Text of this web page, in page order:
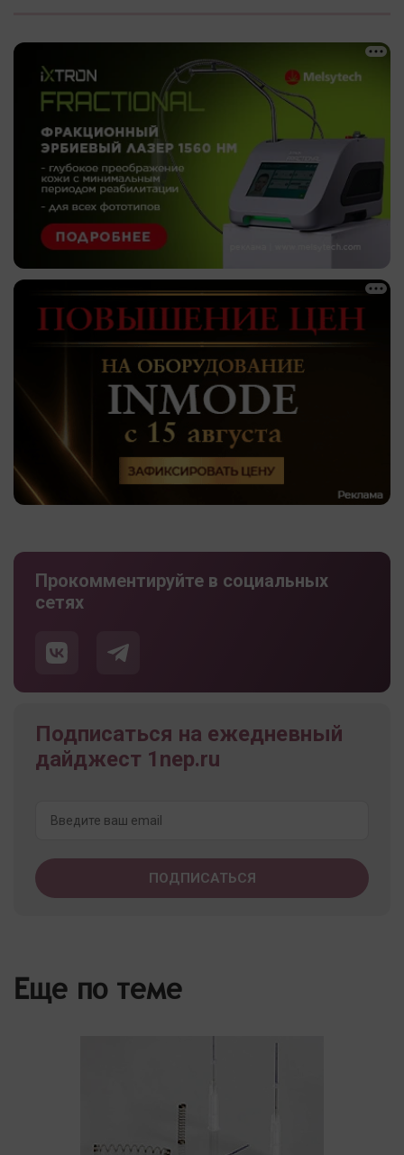
Прокомментируйте в социальных
сетях
Подписаться на ежедневный
дайджест 1nep.ru
Еще по теме